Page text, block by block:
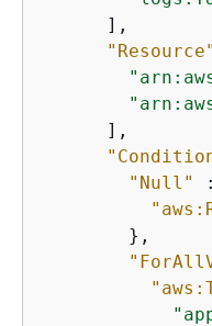
      ],
"Resource"
      ],
"Null"
        },